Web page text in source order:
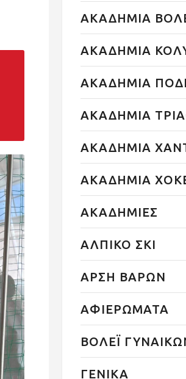
ΑΚΑΔΗΜΙΑ
ΑΚΑΔΗΜΙΑ
ΑΚΑΔΗΜΙΑ
ΑΚΑΔΗΜΙΑ
ΑΚΑΔΗΜΙΑ
ΑΚΑΔΗΜΙΑ
ΑΚΑΔΗΜΙΕΣ
ΑΛΠΙΚΟ ΣΚΙ
ΑΡΣΗ ΒΑΡΩΝ
ΑΦΙΕΡΩΜΑΤΑ
ΒΟΛΕΪ
ΓΕΝΙΚΑ